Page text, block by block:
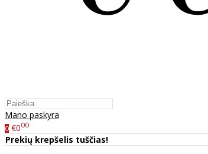
Mano paskyra
0 €000
Prekių krepšelis tuščias!